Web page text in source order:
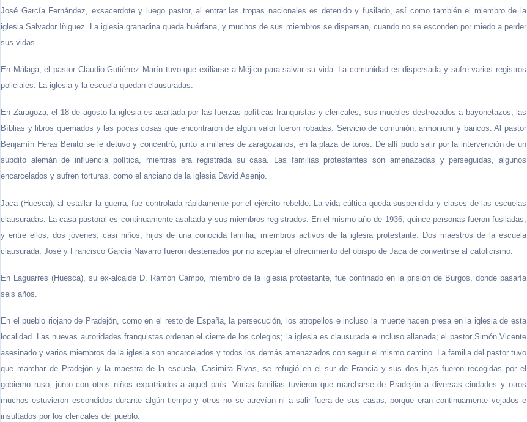
José García Fernández, exsacerdote y luego pastor, al entrar las tropas nacionales es detenido y fusilado, así como también el miembro de la
iglesia Salvador Iñiguez. La iglesia granadina queda huérfana, y muchos de sus miembros se dispersan, cuando no se esconden por miedo a perder
sus vidas.
En Málaga, el pastor Claudio Gutiérrez Marín tuvo que exiliarse a Méjico para salvar su vida. La comunidad es dispersada y sufre varios registros
policiales. La iglesia y la escuela quedan clausuradas.
En Zaragoza, el 18 de agosto la iglesia es asaltada por las fuerzas políticas franquistas y clericales, sus muebles destrozados a bayonetazos, las
Bíblias y libros quemados y las pocas cosas que encontraron de algún valor fueron robadas: Servicio de comunión, armonium y bancos. Al pastor
Benjamín Heras Benito se le detuvo y concentró, junto a millares de zaragozanos, en la plaza de toros. De allí pudo salir por la intervención de un
súbdito alemán de influencia política, mientras era registrada su casa. Las familias protestantes son amenazadas y perseguidas, algunos
encarcelados y sufren torturas, como el anciano de la iglesia David Asenjo.
Jaca (Huesca), al estallar la guerra, fue controlada rápidamente por el ejército rebelde. La vida cúltica queda suspendida y clases de las escuelas
clausuradas. La casa pastoral es continuamente asaltada y sus miembros registrados. En el mismo año de 1936, quince personas fueron fusiladas,
y entre ellos, dos jóvenes, casi niños, hijos de una conocida familia, miembros activos de la iglesia protestante. Dos maestros de la escuela
clausurada, José y Francisco García Navarro fueron desterrados por no aceptar el ofrecimiento del obispo de Jaca de convertirse al catolicismo.
En Laguarres (Huesca), su ex-alcalde D. Ramón Campo, miembro de la iglesia protestante, fue confinado en la prisión de Burgos, donde pasaría
seis años.
En el pueblo riojano de Pradejón, como en el resto de España, la persecución, los atropellos e incluso la muerte hacen presa en la iglesia de esta
localidad. Las nuevas autoridades franquistas ordenan el cierre de los colegios; la iglesia es clausurada e incluso allanada; el pastor Simón Vicente
asesinado y varios miembros de la iglesia son encarcelados y todos los demás amenazados con seguir el mismo camino. La familia del pastor tuvo
que marchar de Pradejón y la maestra de la escuela, Casimira Rivas, se refugió en el sur de Francia y sus dos hijas fueron recogidas por el
gobierno ruso, junto con otros niños expatriados a aquel país. Varias familias tuvieron que marcharse de Pradejón a diversas ciudades y otros
muchos estuvieron escondidos durante algún tiempo y otros no se atrevían ni a salir fuera de sus casas, porque eran continuamente vejados e
insultados por los clericales del pueblo.